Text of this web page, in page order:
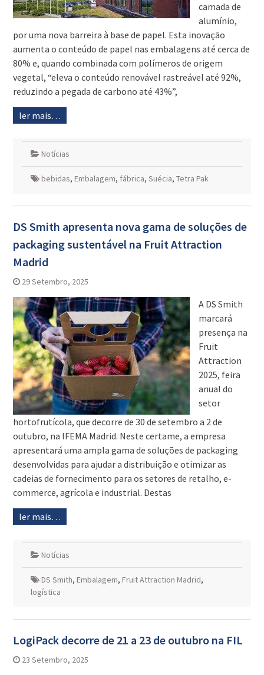
camada de
alumínio,
por uma nova barreira à base de papel. Esta inovação
aumenta o conteúdo de papel nas embalagens até cerca de
80% e, quando combinada com polímeros de origem
vegetal, “eleva o conteúdo renovável rastreável até 92%,
reduzindo a pegada de carbono até 43%”,
ler mais…
Notícias
bebidas, Embalagem, fábrica, Suécia, Tetra Pak
DS Smith apresenta nova gama de soluções de
packaging sustentável na Fruit Attraction
Madrid
29 Setembro, 2025
A DS Smith
marcará
presença na
Fruit
Attraction
2025, feira
anual do
setor
hortofrutícola, que decorre de 30 de setembro a 2 de
outubro, na IFEMA Madrid. Neste certame, a empresa
apresentará uma ampla gama de soluções de packaging
desenvolvidas para ajudar a distribuição e otimizar as
cadeias de fornecimento para os setores de retalho, e-
commerce, agrícola e industrial. Destas
ler mais…
Notícias
DS Smith, Embalagem, Fruit Attraction Madrid,
logística
LogiPack decorre de 21 a 23 de outubro na FIL
23 Setembro, 2025